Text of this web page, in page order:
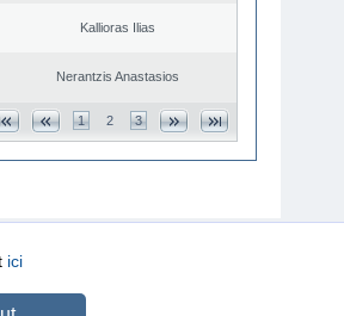
Kallioras Ilias
Nerantzis Anastasios
1 2 3
ici